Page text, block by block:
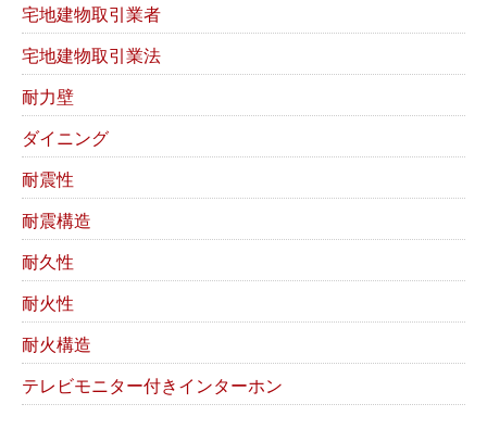
宅地建物取引業者
宅地建物取引業法
耐力壁
ダイニング
耐震性
耐震構造
耐久性
耐火性
耐火構造
テレビモニター付きインターホン